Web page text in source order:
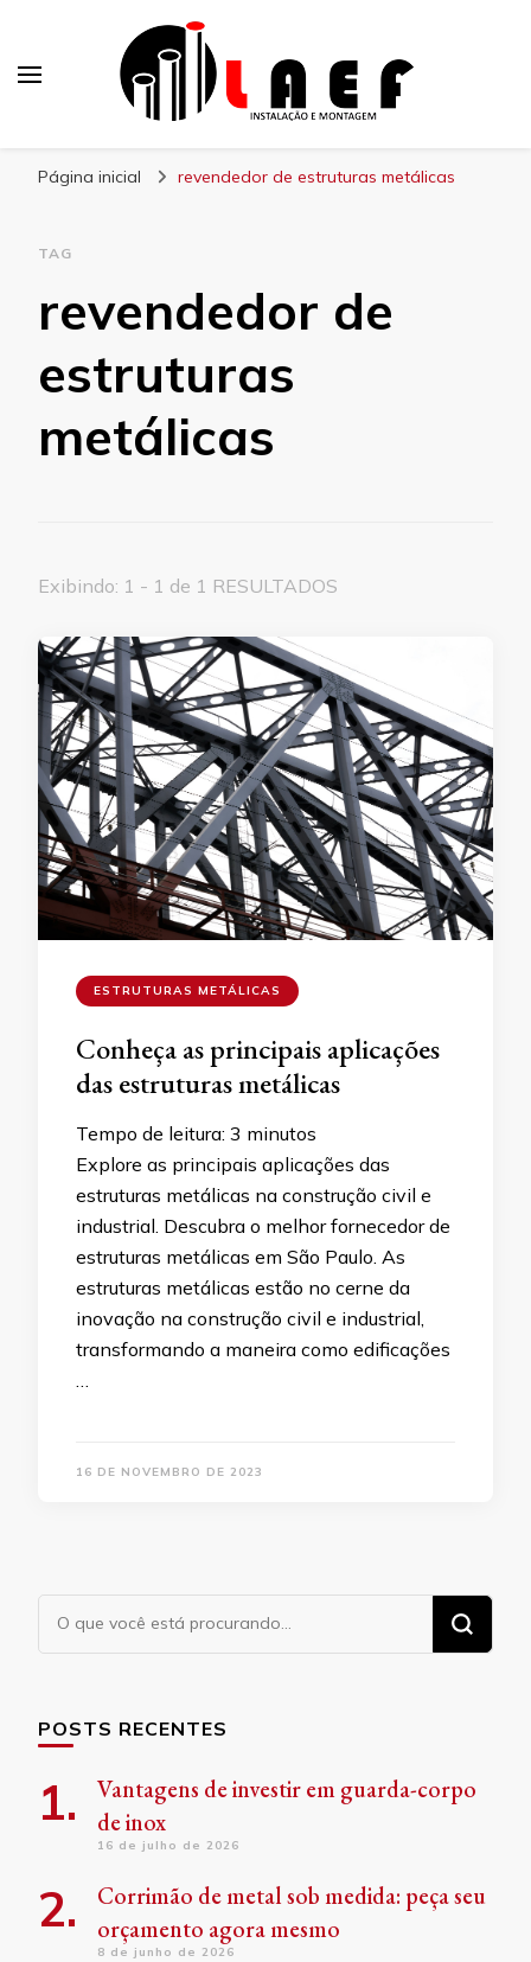
Página inicial revendedor de estruturas metálicas
TAG
revendedor de
estruturas
metálicas
Exibindo: 1 - 1 de 1 RESULTADOS
ESTRUTURAS METÁLICAS
Conheça as principais aplicações
das estruturas metálicas
Tempo de leitura: 3 minutos
Explore as principais aplicações das
estruturas metálicas na construção civil e
industrial. Descubra o melhor fornecedor de
estruturas metálicas em São Paulo. As
estruturas metálicas estão no cerne da
inovação na construção civil e industrial,
transformando a maneira como edificações
…
16 DE NOVEMBRO DE 2023
Procurando
algo?
POSTS RECENTES
Vantagens de investir em guarda-corpo
de inox
16 de julho de 2026
Corrimão de metal sob medida: peça seu
orçamento agora mesmo
8 de junho de 2026